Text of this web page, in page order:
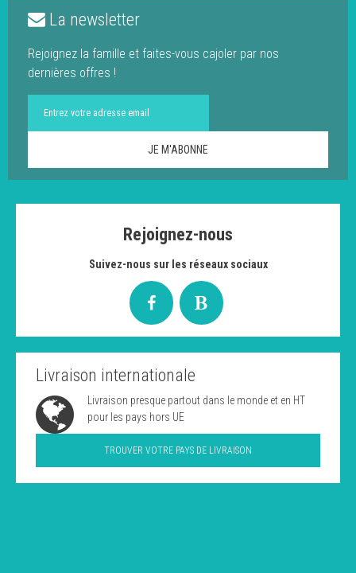
La newsletter
Rejoignez la famille et faites-vous cajoler par nos
dernières offres !
Rejoignez-nous
Suivez-nous sur les réseaux sociaux
Livraison internationale
Livraison presque partout dans le monde et en HT
pour les pays hors UE
TROUVER VOTRE PAYS DE LIVRAISON